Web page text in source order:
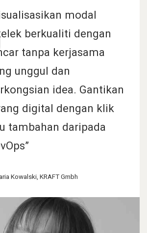
modal
berkualiti dengan
tanpa kerjasama
unggul dan
idea. Gantikan
digital dengan klik
tambahan daripada
Kowalski,KRAFT Gmbh